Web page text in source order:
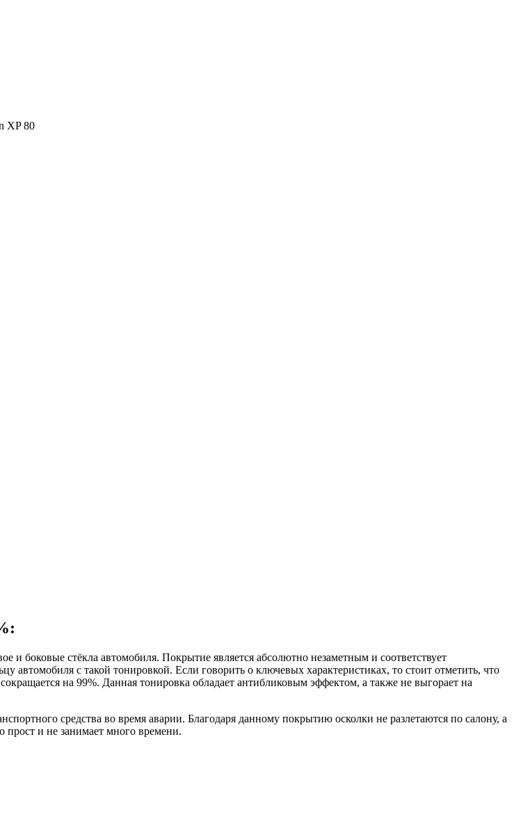
XP 80
и боковые стёкла автомобиля. Покрытие является абсолютно незаметным и соответствует
с такой тонировкой. Если говорить о ключевых характеристиках, то стоит отметить, что
на 99%. Данная тонировка обладает антибликовым эффектом, а также не выгорает на
средства во время аварии. Благодаря данному покрытию осколки не разлетаются по салону, а
прост и не занимает много времени.